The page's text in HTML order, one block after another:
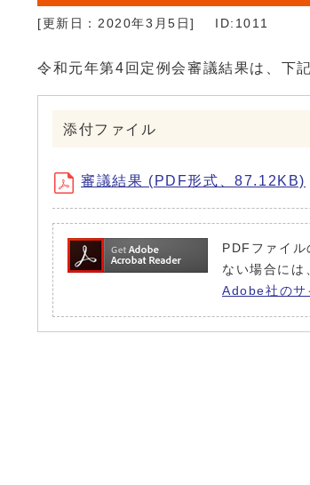
[更新日： 2020年3月5日] ID:1011
令和元年第4回定例会審議結果は、下
添付ファイル
審議結果 (PDF形式、87.12KB)
PDFファイ
ない場合には
Adobe社のサ